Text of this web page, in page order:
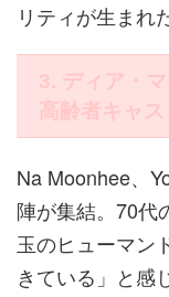
リティが生まれ
3. ディア・
高齢者キャス
Na Moonhee、
陣が集結。70代
玉のヒューマン
きている」と感